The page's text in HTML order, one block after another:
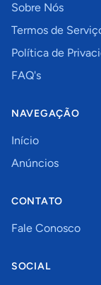
Sobre Nós
Termos de
Política de
FAQ's
NAVEGAÇÃO
Início
Anúncios
CONTATO
Fale Conosco
SOCIAL